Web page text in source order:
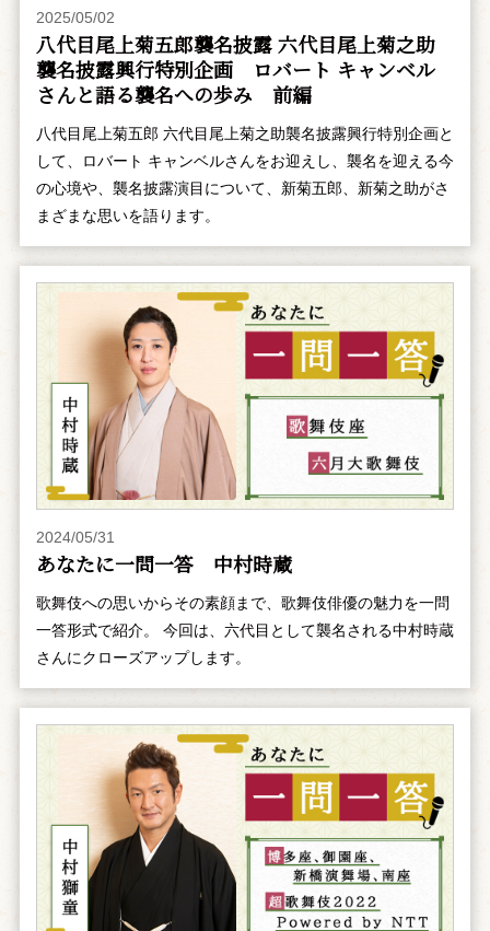
2025/05/02
八代目尾上菊五郎襲名披露 六代目尾上菊之助
襲名披露興行特別企画 ――ロバート キャンベル
さんと語る襲名への歩み 前編
八代目尾上菊五郎 六代目尾上菊之助襲名披露興行特別企画と
して、ロバート キャンベルさんをお迎えし、襲名を迎える今
の心境や、襲名披露演目について、新菊五郎、新菊之助がさ
まざまな思いを語ります。
2024/05/31
あなたに一問一答 中村時蔵
歌舞伎への思いからその素顔まで、歌舞伎俳優の魅力を一問
一答形式で紹介。 今回は、六代目として襲名される中村時蔵
さんにクローズアップします。